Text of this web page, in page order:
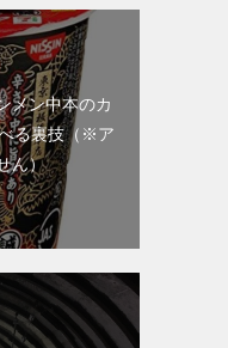
メン中本のカ
る裏技（※ア
ん）